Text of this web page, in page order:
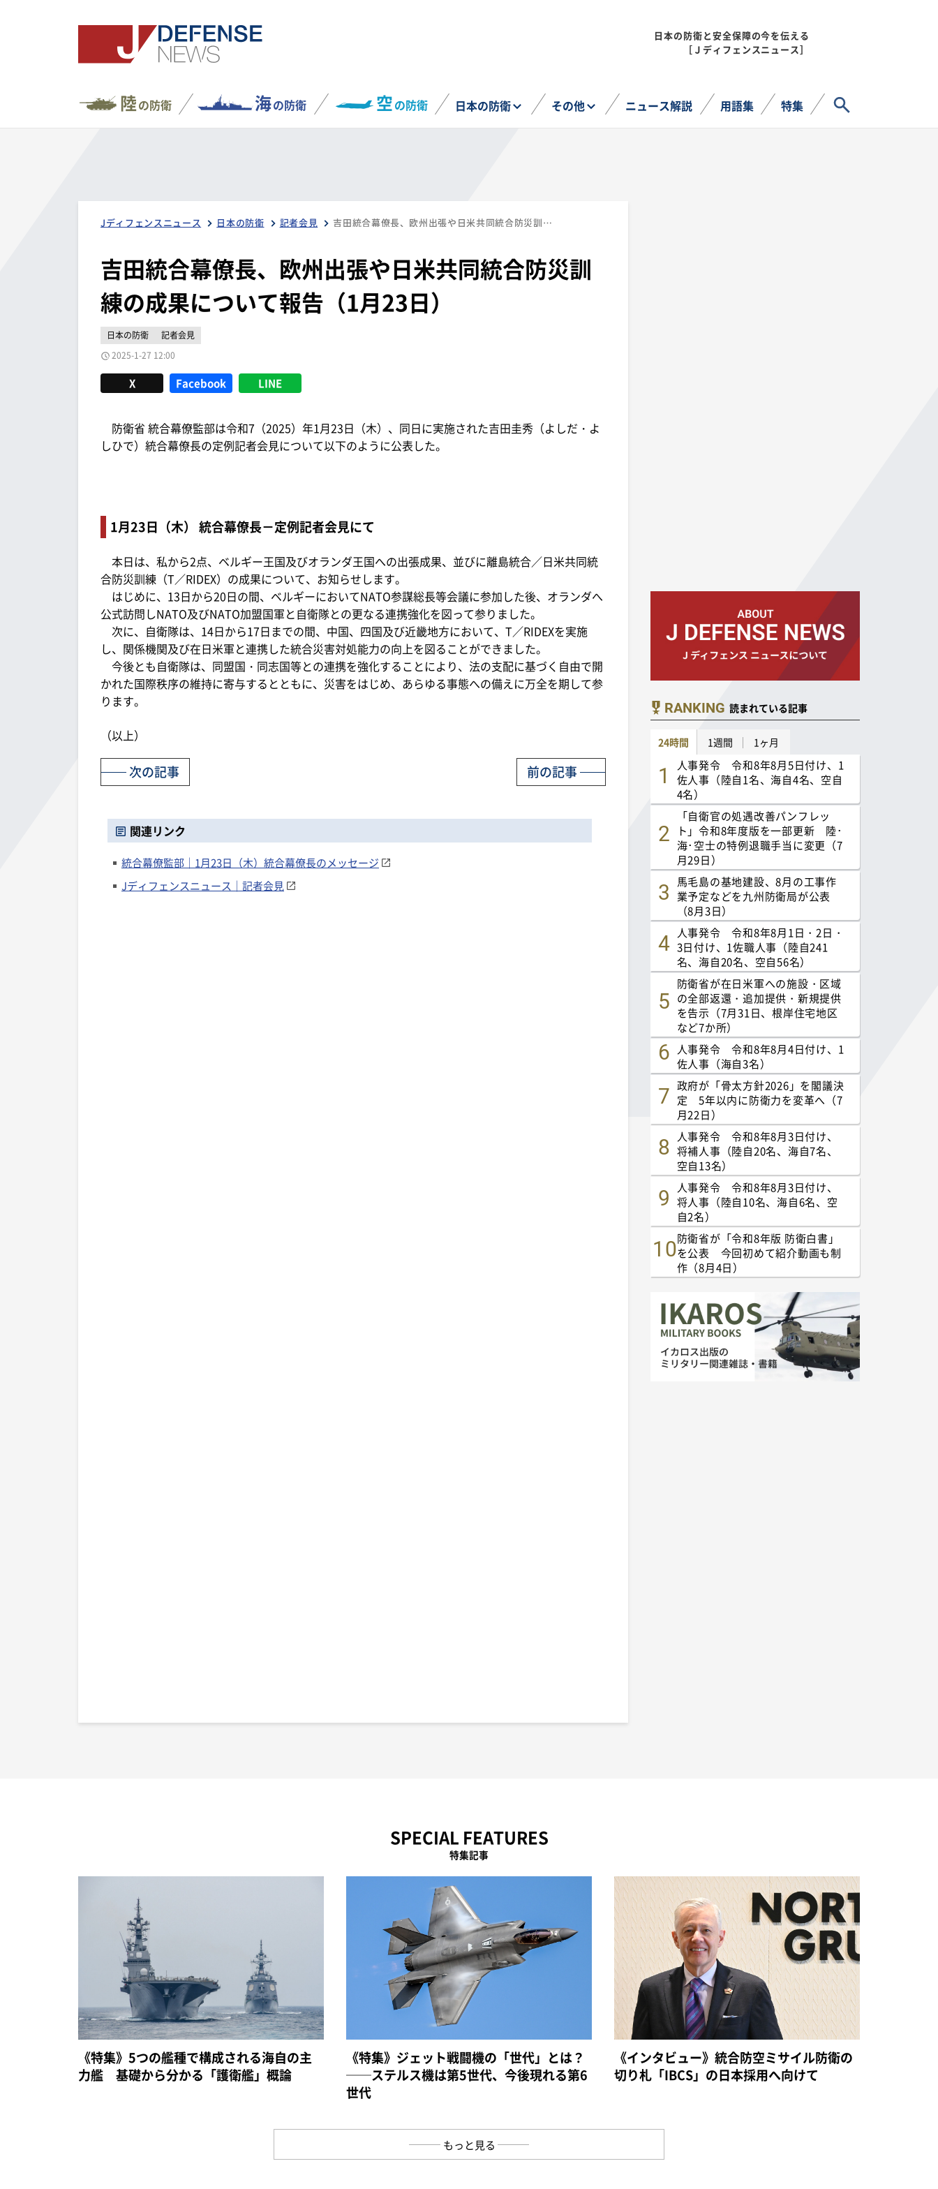
日本の防衛と安全保障の今を伝える
［Ｊディフェンスニュース］
陸の防衛 海の防衛 空の防衛 日本の防衛 その他 ニュース解説 用語集 特集
Jディフェンスニュース 日本の防衛 記者会見 吉田統合幕僚長、欧州出張や日米共同統合防災訓練の成果について報告（1月23日）
吉田統合幕僚長、欧州出張や日米共同統合防災訓
練の成果について報告（1月23日）
日本の防衛
記者会見
2025-1-27 12:00
X Facebook LINE
防衛省 統合幕僚監部は令和7（2025）年1月23日（木）、同日に実施された吉田圭秀（よしだ・よ
しひで）統合幕僚長の定例記者会見について以下のように公表した。
1月23日（木） 統合幕僚長－定例記者会見にて
本日は、私から2点、ベルギー王国及びオランダ王国への出張成果、並びに離島統合／日米共同統
合防災訓練（T／RIDEX）の成果について、お知らせします。
はじめに、13日から20日の間、ベルギーにおいてNATO参謀総長等会議に参加した後、オランダへ
公式訪問しNATO及びNATO加盟国軍と自衛隊との更なる連携強化を図って参りました。
次に、自衛隊は、14日から17日までの間、中国、四国及び近畿地方において、T／RIDEXを実施
し、関係機関及び在日米軍と連携した統合災害対処能力の向上を図ることができました。
今後とも自衛隊は、同盟国・同志国等との連携を強化することにより、法の支配に基づく自由で開
かれた国際秩序の維持に寄与するとともに、災害をはじめ、あらゆる事態への備えに万全を期して参
ります。
（以上）
前の記事
次の記事
関連リンク
統合幕僚監部｜1月23日（木）統合幕僚長のメッセージ
Jディフェンスニュース｜記者会見
RANKING 読まれている記事
24時間 1週間 1ヶ月
人事発令 令和8年8月5日付け、1
佐人事（陸自1名、海自4名、空自
4名）
「自衛官の処遇改善パンフレッ
ト」令和8年度版を一部更新 陸･
海･空士の特例退職手当に変更（7
月29日）
馬毛島の基地建設、8月の工事作
業予定などを九州防衛局が公表
（8月3日）
人事発令 令和8年8月1日・2日・
3日付け、1佐職人事（陸自241
名、海自20名、空自56名）
防衛省が在日米軍への施設・区域
の全部返還・追加提供・新規提供
を告示（7月31日、根岸住宅地区
など7か所）
人事発令 令和8年8月4日付け、1
佐人事（海自3名）
政府が「骨太方針2026」を閣議決
定 5年以内に防衛力を変革へ（7
月22日）
人事発令 令和8年8月3日付け、
将補人事（陸自20名、海自7名、
空自13名）
人事発令 令和8年8月3日付け、
将人事（陸自10名、海自6名、空
自2名）
防衛省が「令和8年版 防衛白書」
を公表 今回初めて紹介動画も制
作（8月4日）
SPECIAL FEATURES
特集記事
《特集》5つの艦種で構成される海自の主
力艦 基礎から分かる「護衛艦」概論
《特集》ジェット戦闘機の「世代」とは？
──ステルス機は第5世代、今後現れる第6
世代
《インタビュー》統合防空ミサイル防衛の
切り札「IBCS」の日本採用へ向けて
もっと見る